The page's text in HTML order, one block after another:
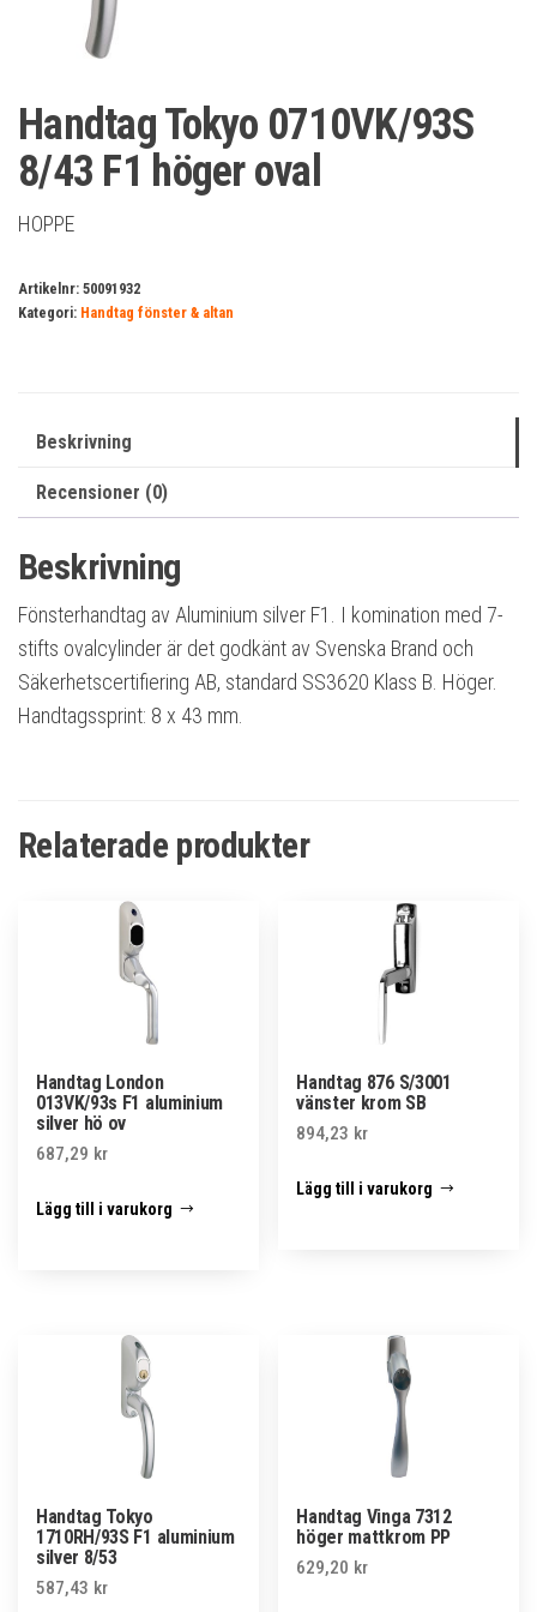
Handtag Tokyo 0710VK/93S
8/43 F1 höger oval
HOPPE
Artikelnr: 50091932
Kategori: Handtag fönster & altan
Beskrivning
Recensioner (0)
Beskrivning
Fönsterhandtag av Aluminium silver F1. I komination med 7-
stifts ovalcylinder är det godkänt av Svenska Brand och
Säkerhetscertifiering AB, standard SS3620 Klass B. Höger.
Handtagssprint: 8 x 43 mm.
Relaterade produkter
Handtag London
013VK/93s F1 aluminium
silver hö ov
687,29 kr
Lägg till i varukorg
Handtag 876 S/3001
vänster krom SB
894,23 kr
Lägg till i varukorg
Handtag Tokyo
1710RH/93S F1 aluminium
silver 8/53
587,43 kr
Handtag Vinga 7312
höger mattkrom PP
629,20 kr